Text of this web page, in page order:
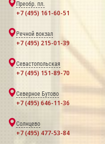
Преобр. пл.
+7 (495) 161-60-51
Речной вокзал
+7 (495) 215-01-39
Севастопольская
+7 (495) 151-89-70
Северное Бутово
+7 (495) 646-11-36
Солнцево
+7 (495) 477-53-84